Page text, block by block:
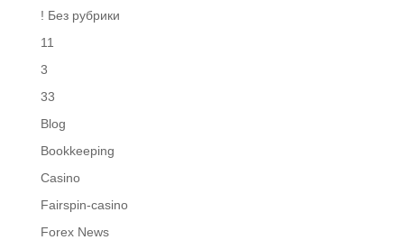
! Без рубрики
11
3
33
Blog
Bookkeeping
Casino
Fairspin-casino
Forex News